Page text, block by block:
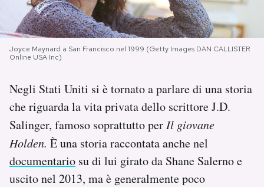
I MIEI PREFERITI
CALENDARIO
AREA PERSONALE
Area Personale
Joyce Maynard a San Francisco nel 1999 (Getty Images DAN CALLISTER
Online USA Inc)
Negli Stati Uniti si è tornato a parlare di una storia
che riguarda la vita privata dello scrittore J.D.
Salinger, famoso soprattutto per Il giovane
Holden. È una storia raccontata anche nel
documentario su di lui girato da Shane Salerno e
uscito nel 2013, ma è generalmente poco